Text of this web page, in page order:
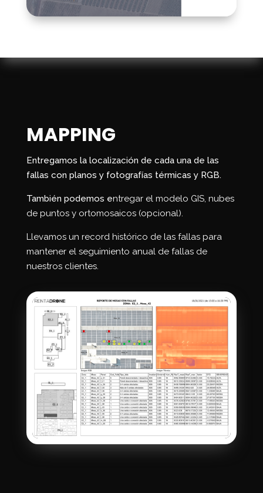
MAPPING
Entregamos la localización de cada una de las
fallas con planos y fotografías térmicas y RGB.
También podemos entregar el modelo GIS, nubes
de puntos y ortomosaicos (opcional).
Llevamos un record histórico de las fallas para
mantener el seguimiento anual de fallas de
nuestros clientes.